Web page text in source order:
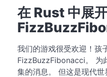
在 Rust 中展
我们的游戏很受欢迎！孩
FizzBuzzFibonacci。 为
集的消息。 但这是现代